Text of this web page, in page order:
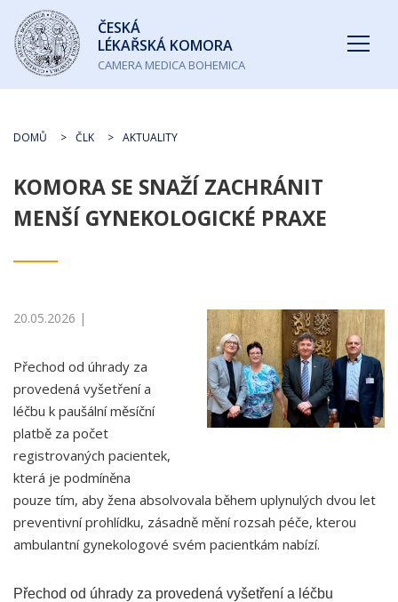
Česká
lékařská
komora
ČESKÁ
LÉKAŘSKÁ KOMORA
CAMERA MEDICA BOHEMICA
DOMŮ ČLK AKTUALITY
KOMORA SE SNAŽÍ ZACHRÁNIT
MENŠÍ GYNEKOLOGICKÉ PRAXE
20.05.2026 |
Přechod od úhrady za
provedená vyšetření a
léčbu k paušální měsíční
platbě za počet
registrovaných pacientek,
která je podmíněna
pouze tím, aby žena absolvovala během uplynulých dvou let
preventivní prohlídku, zásadně mění rozsah péče, kterou
ambulantní gynekologové svém pacientkám nabízí.
Přechod od úhrady za provedená vyšetření a léčbu